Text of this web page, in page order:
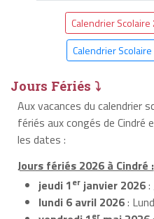
Calendrier Scolaire
Calendrier Scolaire
Jours Fériés ⤵
Aux vacances du calendrier
fériés aux congés de
les dates :
Jours fériés 2026 à Cindré :
jeudi 1er janvier 2026:
lundi 6 avril 2026:
er